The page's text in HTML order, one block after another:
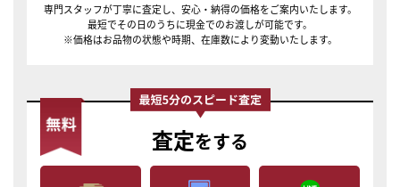
専門スタッフが丁寧に査定し、安心・納得の価格をご案内いたします。
最短でその日のうちに現金でのお渡しが可能です。
※価格はお品物の状態や時期、在庫数により変動いたします。
査定をする